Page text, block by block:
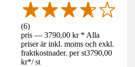
(6)
pris — 3790,00 kr * Alla
priser är inkl. moms och exkl.
fraktkostnader. per st3790,00
kr*/ st